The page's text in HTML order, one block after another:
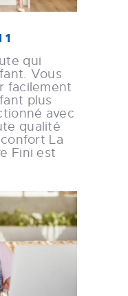
1
qui
Vous
facilement
plus
avec
qualité
La
Fini est